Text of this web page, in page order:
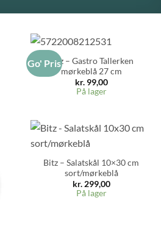
Go' PrisBitz – Gastro Tallerken
mørkeblå 27 cm
kr.99,00
På lager
Bitz – Salatskål 10×30 cm
sort/mørkeblå
kr.299,00
På lager